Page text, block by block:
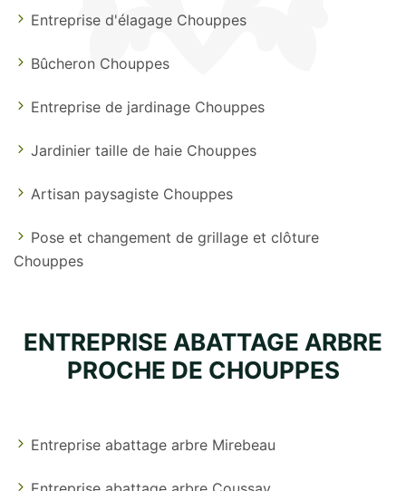
Entreprise d'élagage Chouppes
Bûcheron Chouppes
Entreprise de jardinage Chouppes
Jardinier taille de haie Chouppes
Artisan paysagiste Chouppes
Pose et changement de grillage et clôture
Chouppes
ENTREPRISE ABATTAGE ARBRE
PROCHE DE CHOUPPES
Entreprise abattage arbre Mirebeau